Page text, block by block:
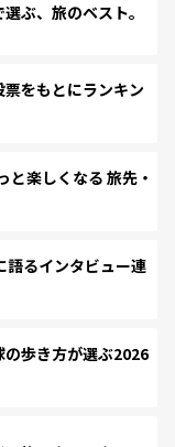
ぶ、旅のベスト。
をもとにランキン
楽しくなる 旅先・
語るインタビュー連
歩き方が選ぶ2026